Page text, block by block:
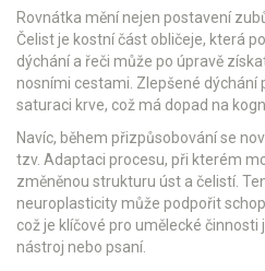
Rovnátka mění nejen postavení
Čelistje kostní část obličeje, která
dýchání a řeči může po úpravě
nosními cestami. Zlepšené dýchání
saturaci krve, což má dopad na
Navíc, během přizpůsobování se
tzv. Adaptaci procesu, při kterém
změněnou strukturu úst a čelistí.
neuroplasticity může podpořit
což je klíčové pro umělecké
nástroj nebo psaní.